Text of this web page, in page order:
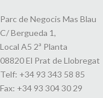
Parc de Negocis Mas Blau
C/ Bergueda 1,
Local A5 2ª Planta
08820 El Prat de Llobregat
Telf: +34 93 343 58 85
Fax: +34 93 304 30 29